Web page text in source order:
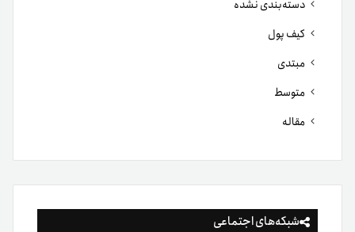
دسته‌بندی نشده
کیف پول
مبتدی
متوسط
مقاله
شبکه‌های اجتماعی